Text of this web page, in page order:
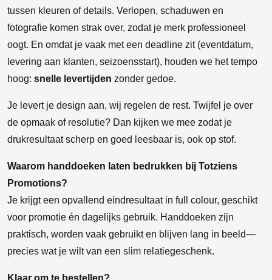
tussen kleuren of details. Verlopen, schaduwen en
fotografie komen strak over, zodat je merk professioneel
oogt. En omdat je vaak met een deadline zit (eventdatum,
levering aan klanten, seizoensstart), houden we het tempo
hoog: snelle levertijden zonder gedoe.
Je levert je design aan, wij regelen de rest. Twijfel je over
de opmaak of resolutie? Dan kijken we mee zodat je
drukresultaat scherp en goed leesbaar is, ook op stof.
Waarom handdoeken laten bedrukken bij Totziens
Promotions?
Je krijgt een opvallend eindresultaat in full colour, geschikt
voor promotie én dagelijks gebruik. Handdoeken zijn
praktisch, worden vaak gebruikt en blijven lang in beeld—
precies wat je wilt van een slim relatiegeschenk.